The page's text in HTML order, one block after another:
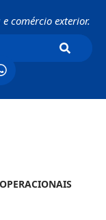
comércio exterior.